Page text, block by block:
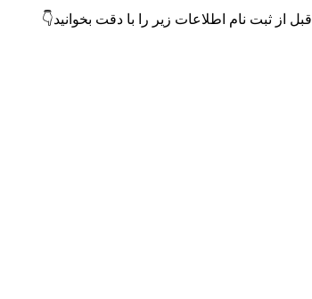
قبل از ثبت نام اطلاعات زیر را با دقت بخوانید👇